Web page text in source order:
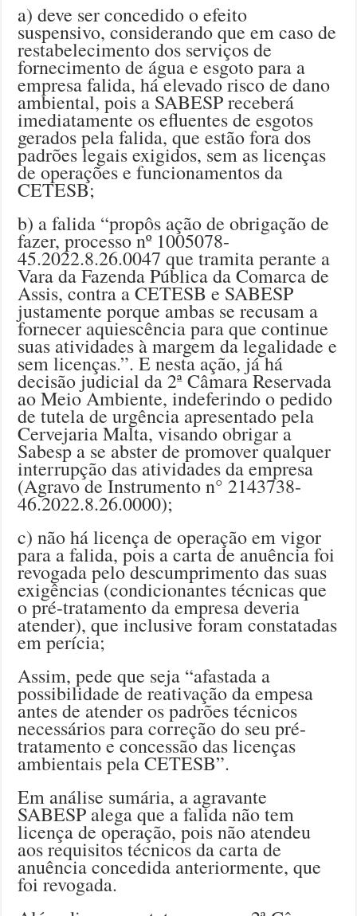
a) deve ser concedido o efeito
suspensivo, considerando que em caso de
restabelecimento dos serviços de
fornecimento de água e esgoto para a
empresa falida, há elevado risco de dano
ambiental, pois a SABESP receberá
imediatamente os efluentes de esgotos
gerados pela falida, que estão fora dos
padrões legais exigidos, sem as licenças
de operações e funcionamentos da
CETESB;
b) a falida “propôs ação de obrigação de
fazer, processo nº 1005078-
45.2022.8.26.0047 que tramita perante a
Vara da Fazenda Pública da Comarca de
Assis, contra a CETESB e SABESP
justamente porque ambas se recusam a
fornecer aquiescência para que continue
suas atividades à margem da legalidade e
sem licenças.”. E nesta ação, já há
decisão judicial da 2ª Câmara Reservada
ao Meio Ambiente, indeferindo o pedido
de tutela de urgência apresentado pela
Cervejaria Malta, visando obrigar a
Sabesp a se abster de promover qualquer
interrupção das atividades da empresa
(Agravo de Instrumento n° 2143738-
46.2022.8.26.0000);
c) não há licença de operação em vigor
para a falida, pois a carta de anuência foi
revogada pelo descumprimento das suas
exigências (condicionantes técnicas que
o pré-tratamento da empresa deveria
atender), que inclusive foram constatadas
em perícia;
Assim, pede que seja “afastada a
possibilidade de reativação da empesa
antes de atender os padrões técnicos
necessários para correção do seu pré-
tratamento e concessão das licenças
ambientais pela CETESB”.
Em análise sumária, a agravante
SABESP alega que a falida não tem
licença de operação, pois não atendeu
aos requisitos técnicos da carta de
anuência concedida anteriormente, que
foi revogada.